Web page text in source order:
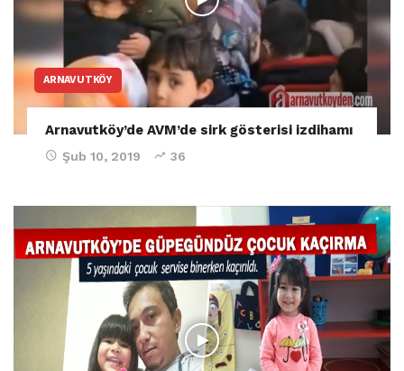
ARNAVUTKÖY
Arnavutköy’de AVM’de sirk gösterisi izdihamı
Şub 10, 2019 36